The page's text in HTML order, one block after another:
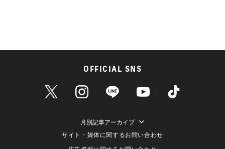
OFFICIAL SNS
月別記事アーカイブ
サイト・媒体に関するお問い合わせ